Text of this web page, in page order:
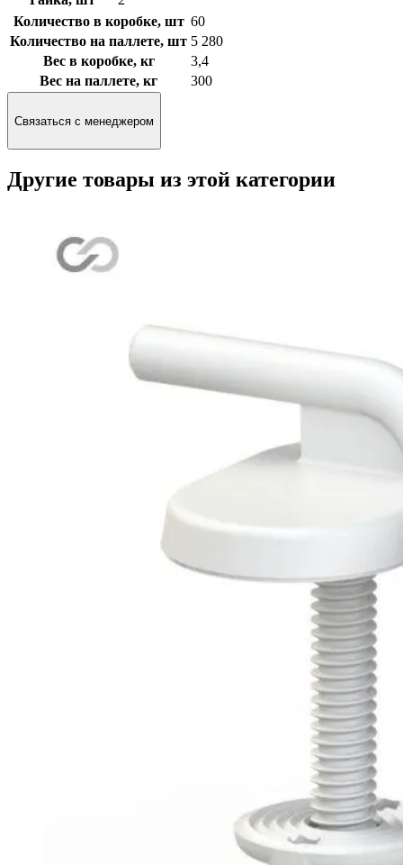
Количество в коробке, шт 60
Количество на паллете, шт 5 280
Вес в коробке, кг
3,4
Вес на паллете, кг
300
Связаться с менеджером
Другие товары из этой категории